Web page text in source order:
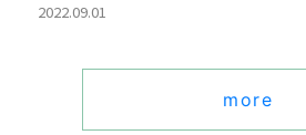
2022.09.01
more